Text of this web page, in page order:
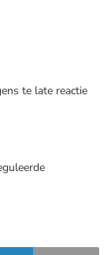
te late reactie